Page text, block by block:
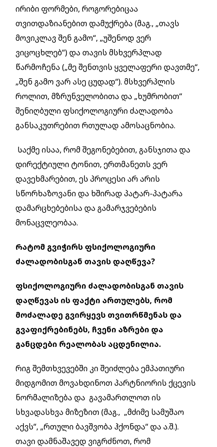
ირიბი ფორმები, როგორებიცაა
თვითდაზიანებით დამუქრება (მაგ., „თავს
მოვიკლავ შენ გამო“, „უშენოდ ვერ
ვიცოცხლებ“) და თავის მსხვერპლად
წარმოჩენა („მე შენთვის ყველაფერი დავთმე“,
„შენ გამო ვარ ასე ცუდად“). მსხვერპლის
როლით, მზრუნველობითა და „ხუმრობით“
შენიღბული ფსიქოლოგიური ძალადობა
განსაკუთრებით რთულად ამოსაცნობია.
Საქმე ისაა, რომ შეგონებებით, განსჯითა და
დირექტიული ტონით, ერთმანეთს ვერ
დავეხმარებით, ეს პროცესი არ არის
სწორხაზოვანი და ხშირად პატარ-პატარა
დამარცხებებისა და გამარჯვებების
მონაცვლეობაა.
Რატომ გვიჭირს ფსიქოლოგიური
ძალადობისგან თავის დაღწევა?
ფსიქოლოგიური ძალადობისგან თავის
დაღწევას ის ფაქტი ართულებს, რომ
მოძალადე გვირყევს თვითრწმენას და
გვაფიქრებინებს, ჩვენი აზრები და
განცდები რეალობას აცდენილია.
რიგ შემთხვევებში კი შეიძლება ემპათიური
მიდგომით მოვახდინოთ პარტნიორის ქცევის
ნორმალიზება და გავამართლოთ ის
სხვადასხვა მიზეზით (მაგ., „მძიმე სამუშაო
აქვს“, „რთული ბავშვობა ჰქონდა“ და ა.შ.).
თავი დამნაშავედ ვიგრძნოთ, რომ